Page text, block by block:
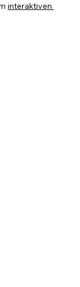
interaktiven